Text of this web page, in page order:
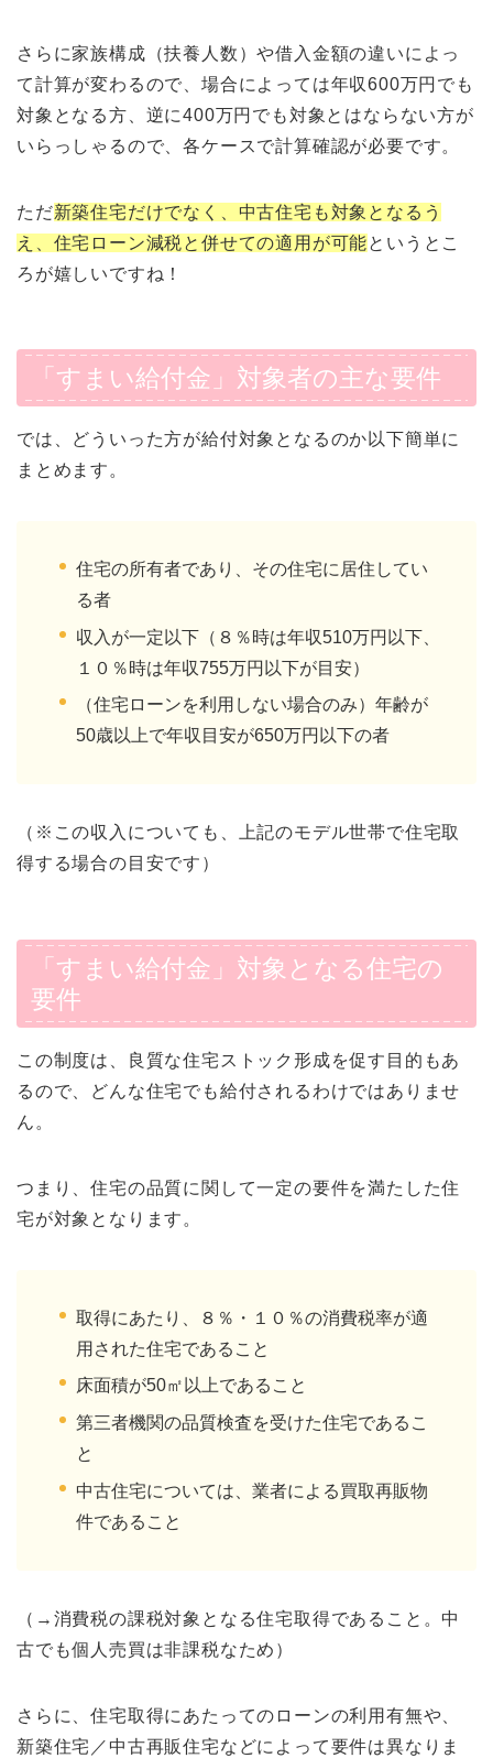
さらに家族構成（扶養人数）や借入金額の違いによっ
て計算が変わるので、場合によっては年収600万円でも
対象となる方、逆に400万円でも対象とはならない方が
いらっしゃるので、各ケースで計算確認が必要です。
ただ新築住宅だけでなく、中古住宅も対象となるう
え、住宅ローン減税と併せての適用が可能というとこ
ろが嬉しいですね！
「すまい給付金」対象者の主な要件
では、どういった方が給付対象となるのか以下簡単に
まとめます。
住宅の所有者であり、その住宅に居住してい
る者
収入が一定以下（８％時は年収510万円以下、
１０％時は年収755万円以下が目安）
（住宅ローンを利用しない場合のみ）年齢が
50歳以上で年収目安が650万円以下の者
（※この収入についても、上記のモデル世帯で住宅取
得する場合の目安です）
「すまい給付金」対象となる住宅の
要件
この制度は、良質な住宅ストック形成を促す目的もあ
るので、どんな住宅でも給付されるわけではありませ
ん。
つまり、住宅の品質に関して一定の要件を満たした住
宅が対象となります。
取得にあたり、８％・１０％の消費税率が適
用された住宅であること
床面積が50㎡以上であること
第三者機関の品質検査を受けた住宅であるこ
と
中古住宅については、業者による買取再販物
件であること
（→消費税の課税対象となる住宅取得であること。中
古でも個人売買は非課税なため）
さらに、住宅取得にあたってのローンの利用有無や、
新築住宅／中古再販住宅などによって要件は異なりま